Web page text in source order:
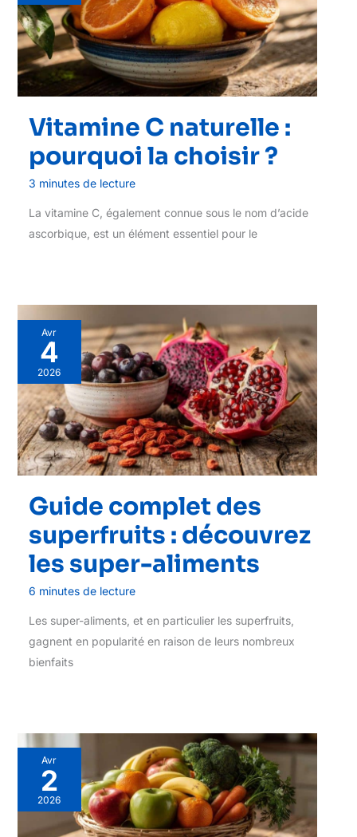
Vitamine C naturelle :
pourquoi la choisir ?
3 minutes de lecture
La vitamine C, également connue sous le nom d’acide
ascorbique, est un élément essentiel pour le
Avr
4
2026
Guide complet des
superfruits : découvrez
les super-aliments
6 minutes de lecture
Les super-aliments, et en particulier les superfruits,
gagnent en popularité en raison de leurs nombreux
bienfaits
Avr
2
2026